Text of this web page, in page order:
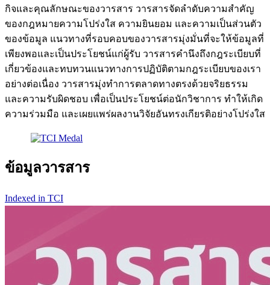
กิจและคุณลักษณะของวารสาร วารสารจัดลำดับความสำคัญ
ของกฎหมายความโปร่งใส ความยินยอม และความเป็นส่วนตัว
ของข้อมูล แนวทางที่รอบคอบของวารสารมุ่งมั่นที่จะให้ข้อมูลที่
เพียงพอและเป็นประโยชน์แก่ผู้รับ วารสารคำนึงถึงกฎระเบียบที่
เกี่ยวข้องและทบทวนแนวทางการปฏิบัติตามกฎระเบียบของเรา
อย่างต่อเนื่อง วารสารมุ่งทำการตลาดทางตรงด้วยจริยธรรม
และความรับผิดชอบ เพื่อเป็นประโยชน์ต่อนักวิชาการ ทำให้เกิด
ความร่วมมือ และเผยแพร่ผลงานวิจัยอันทรงเกียรติอย่างโปร่งใส
ข้อมูลวารสาร
Indexed in TCI